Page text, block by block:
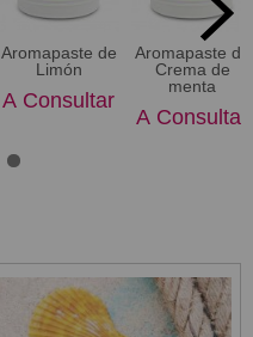
Aromapaste de
Limón
A Consultar
Aromapaste de
Crema de
menta
A Consultar